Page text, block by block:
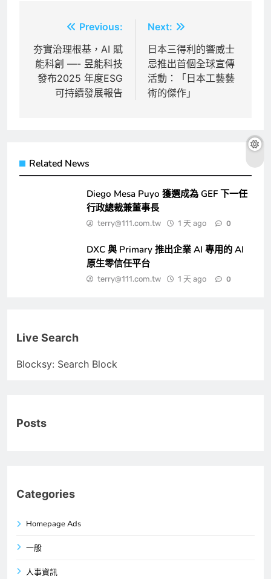
章
導
Previous:
夯實治理根基，AI 賦
能科創 —- 昱能科技
發布2025 年度ESG
可持續發展報告
Next:
日本三得利的響威士
忌推出首個全球宣傳
活動：「日本工藝藝
術的傑作」
Related News
Diego Mesa Puyo 獲選成為 GEF 下一任
行政總裁兼董事長
terry@111.com.tw 1 天 ago 0
DXC 與 Primary 推出企業 AI 專用的 AI
原生零信任平台
terry@111.com.tw 1 天 ago 0
Live Search
Blocksy: Search Block
Posts
Categories
Homepage Ads
一般
人事資訊